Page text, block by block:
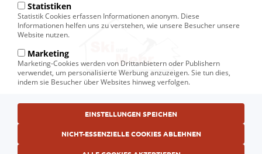
Fußbereichsmenü© Ski und Mehr, Ihr Reiseveranstalter in Kiel
AGB
Statistiken
Statistik Cookies erfassen Informationen anonym. Diese
Informationen helfen uns zu verstehen, wie unsere Besucher unsere
Website nutzen.
Marketing
Marketing-Cookies werden von Drittanbietern oder Publishern
verwendet, um personalisierte Werbung anzuzeigen. Sie tun dies,
indem sie Besucher über Websites hinweg verfolgen.
EINSTELLUNGEN SPEICHEN
NICHT-ESSENZIELLE COOKIES ABLEHNEN